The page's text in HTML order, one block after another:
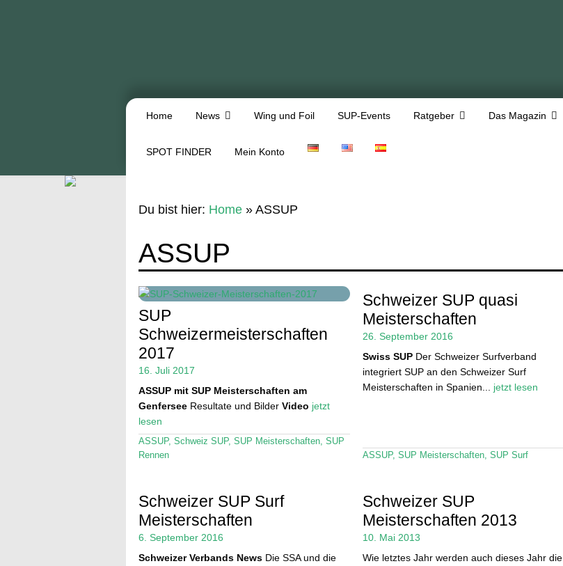
Home News Wing und Foil SUP-Events Ratgeber Das Magazin
SPOT FINDER Mein Konto
Du bist hier: Home» ASSUP
ASSUP
SUP
Schweizermeisterschaften
2017
16. Juli 2017
ASSUP mit SUP Meisterschaften am
GenferseeResultate und Bilder Video jetzt
lesen
ASSUP, Schweiz SUP, SUP Meisterschaften, SUP
Rennen
Schweizer SUP quasi
Meisterschaften
26. September 2016
Swiss SUPDer Schweizer Surfverband
integriert SUP an den Schweizer Surf
Meisterschaften in Spanien... jetzt lesen
ASSUP, SUP Meisterschaften, SUP Surf
Schweizer SUP Surf
Meisterschaften
6. September 2016
Schweizer Verbands NewsDie SSA und die
Schweizer SUP
Meisterschaften 2013
10. Mai 2013
Wie letztes Jahr werden auch dieses Jahr die